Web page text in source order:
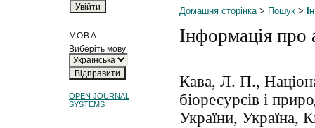
МОВА
Виберіть мову
OPEN JOURNAL
SYSTEMS
Домашня сторінка> Пошук>
Інформація про
Кава, Л. П.,
біоресурсів і
України, Україна,